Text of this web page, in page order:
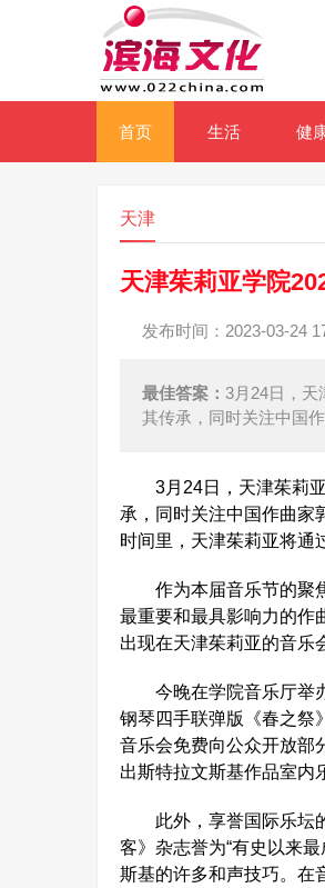
首页 生活 健
天津
天津茱莉亚学院
发布时间：2023-03-24
最佳答案： 3月24日，天
其传承，同时关注中国
3月24日，天津茱莉亚
承，同时关注中国作曲家
时间里，天津茱莉亚将通
作为本届音乐节的聚焦
最重要和最具影响力的作
出现在天津茱莉亚的音乐
今晚在学院音乐厅举办
钢琴四手联弹版《春之祭
音乐会免费向公众开放部
出斯特拉文斯基作品室内
此外，享誉国际乐坛的
客》杂志誉为“有史以来
斯基的许多和声技巧。在